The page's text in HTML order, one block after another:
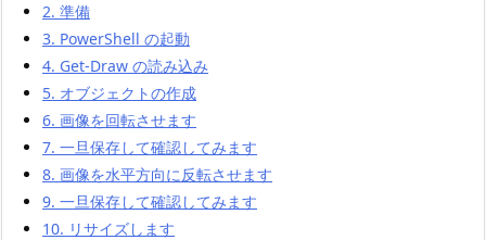
2. 準備
3. PowerShell の起動
4. Get-Draw の読み込み
5. オブジェクトの作成
6. 画像を回転させます
7. 一旦保存して確認してみます
8. 画像を水平方向に反転させます
9. 一旦保存して確認してみます
10. リサイズします